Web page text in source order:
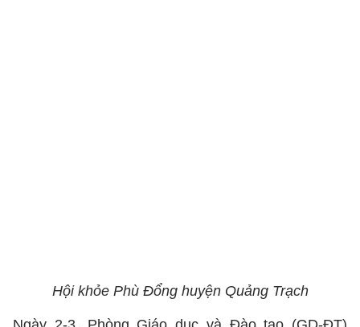
Hội khỏe Phù Đổng huyện Quảng Trạch